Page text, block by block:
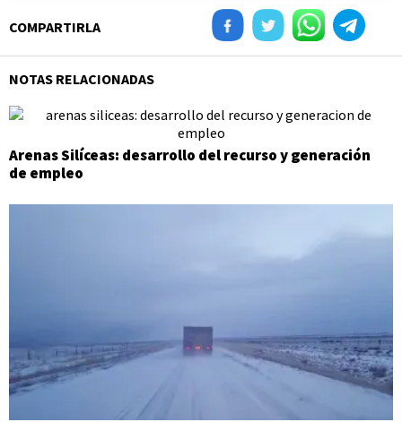
COMPARTIRLA
NOTAS RELACIONADAS
Arenas Silíceas: desarrollo del recurso y generación
de empleo